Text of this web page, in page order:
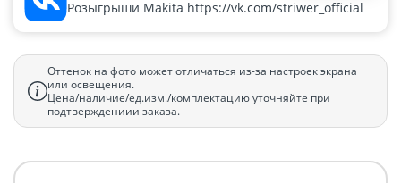
Розыгрыши Makita https://vk.com/striwer_official
Оттенок на фото может отличаться из-за настроек экрана
или освещения.
Цена/наличие/ед.изм./комплектацию уточняйте при
подтверждениии заказа.